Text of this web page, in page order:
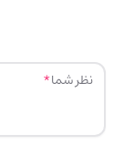
نظر شما